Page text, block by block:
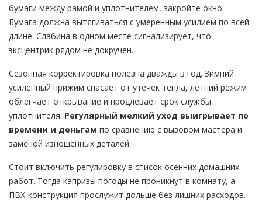
бумаги между рамой и уплотнителем, закройте окно.
Бумага должна вытягиваться с умеренным усилием по всей
длине. Слабина в одном месте сигнализирует, что
эксцентрик рядом не докручен.
Сезонная корректировка полезна дважды в год. Зимний
усиленный прижим спасает от утечек тепла, летний режим
облегчает открывание и продлевает срок службы
уплотнителя. Регулярный мелкий уход выигрывает по
времени и деньгам по сравнению с вызовом мастера и
заменой изношенных деталей.
Стоит включить регулировку в список осенних домашних
работ. Тогда капризы погоды не проникнут в комнату, а
ПВХ-конструкция прослужит дольше без лишних расходов.